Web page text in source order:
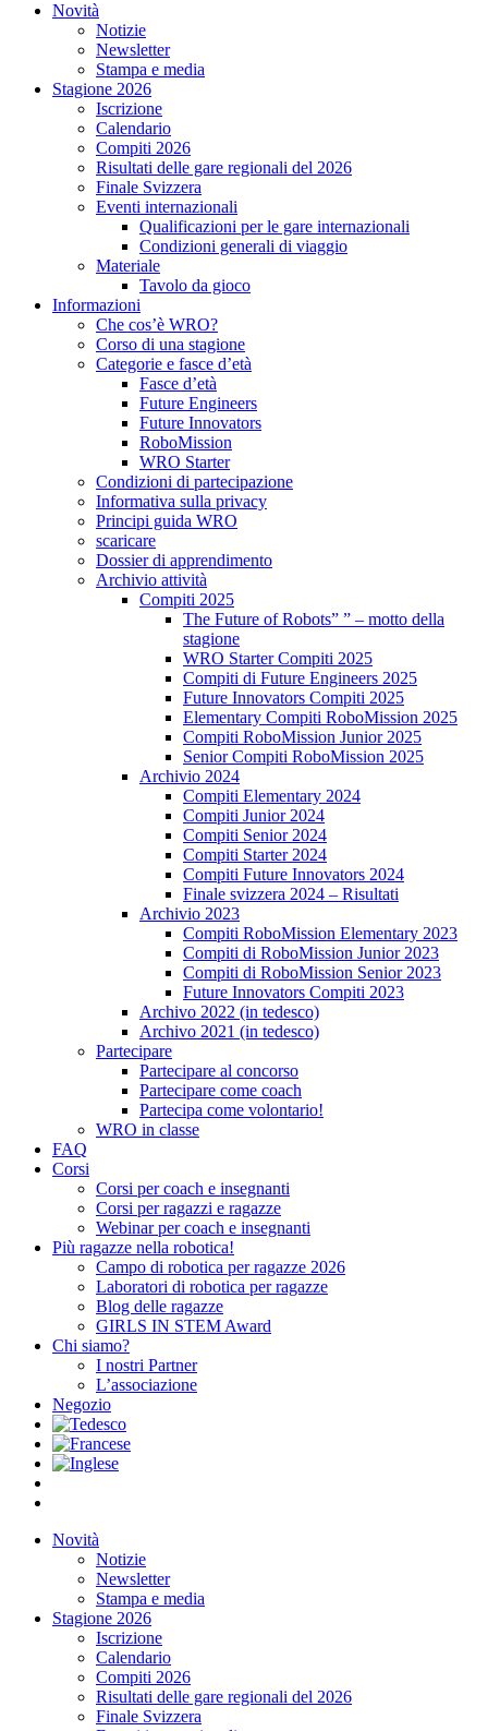
Novità
Notizie
Newsletter
Stampa e media
Stagione 2026
Iscrizione
Calendario
Compiti 2026
Risultati delle gare regionali del 2026
Finale Svizzera
Eventi internazionali
Qualificazioni per le gare internazionali
Condizioni generali di viaggio
Materiale
Tavolo da gioco
Informazioni
Che cos’è WRO?
Corso di una stagione
Categorie e fasce d’età
Fasce d’età
Future Engineers
Future Innovators
RoboMission
WRO Starter
Condizioni di partecipazione
Informativa sulla privacy
Principi guida WRO
scaricare
Dossier di apprendimento
Archivio attività
Compiti 2025
The Future of Robots” ” – motto della
stagione
WRO Starter Compiti 2025
Compiti di Future Engineers 2025
Future Innovators Compiti 2025
Elementary Compiti RoboMission 2025
Compiti RoboMission Junior 2025
Senior Compiti RoboMission 2025
Archivio 2024
Compiti Elementary 2024
Compiti Junior 2024
Compiti Senior 2024
Compiti Starter 2024
Compiti Future Innovators 2024
Finale svizzera 2024 – Risultati
Archivio 2023
Compiti RoboMission Elementary 2023
Compiti di RoboMission Junior 2023
Compiti di RoboMission Senior 2023
Future Innovators Compiti 2023
Archivo 2022 (in tedesco)
Archivo 2021 (in tedesco)
Partecipare
Partecipare al concorso
Partecipare come coach
Partecipa come volontario!
WRO in classe
FAQ
Corsi
Corsi per coach e insegnanti
Corsi per ragazzi e ragazze
Webinar per coach e insegnanti
Più ragazze nella robotica!
Campo di robotica per ragazze 2026
Laboratori di robotica per ragazze
Blog delle ragazze
GIRLS IN STEM Award
Chi siamo?
I nostri Partner
L’associazione
Negozio
Novità
Notizie
Newsletter
Stampa e media
Stagione 2026
Iscrizione
Calendario
Compiti 2026
Risultati delle gare regionali del 2026
Finale Svizzera